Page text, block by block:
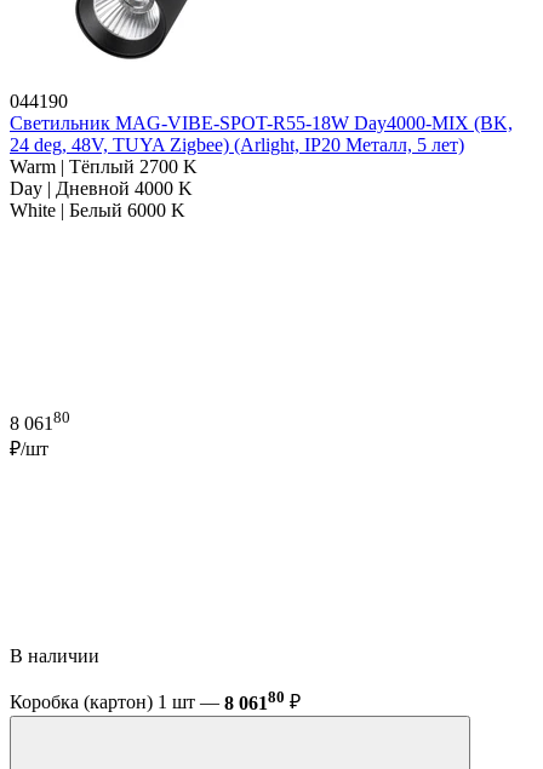
044190
Светильник MAG-VIBE-SPOT-R55-18W Day4000-MIX (BK,
24 deg, 48V, TUYA Zigbee) (Arlight, IP20 Металл, 5 лет)
Warm | Тёплый 2700 K
Day | Дневной 4000 K
White | Белый 6000 K
8 06180
₽/шт
В наличии
Коробка (картон) 1 шт — 8 06180 ₽